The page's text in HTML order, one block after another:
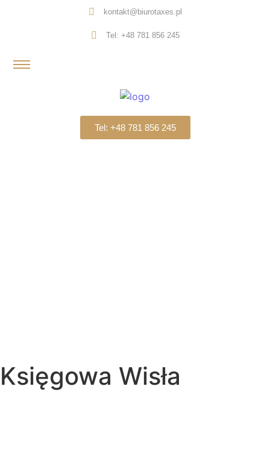
kontakt@biurotaxes.pl
Tel: +48 781 856 245
Tel: +48 781 856 245
Księgowa Wisła